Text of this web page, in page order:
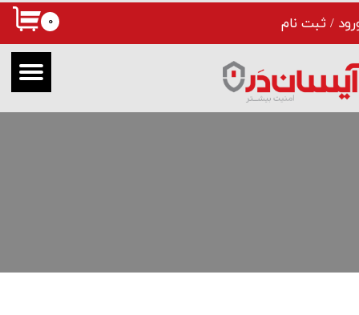
/ ثبت نام
حساب کاربری من
تغییر گذر واژه
سفارشات
۰